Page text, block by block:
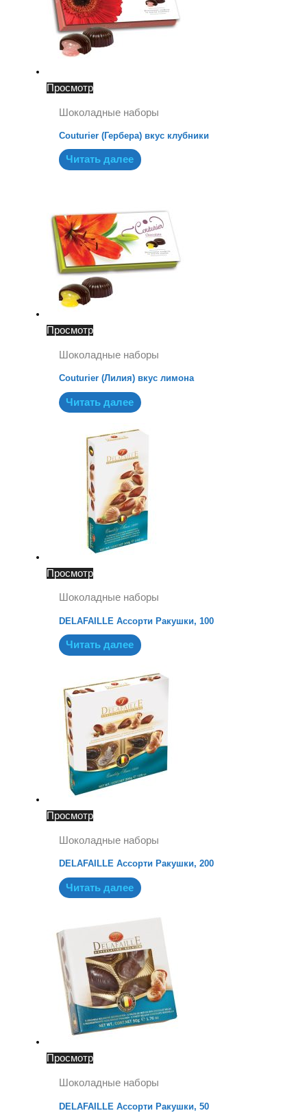
Просмотр
Шоколадные наборы
Couturier (Гербера) вкус клубники
Читать далее
Просмотр
Шоколадные наборы
Couturier (Лилия) вкус лимона
Читать далее
Просмотр
Шоколадные наборы
DELAFAILLE Ассорти Ракушки, 100
Читать далее
Просмотр
Шоколадные наборы
DELAFAILLE Ассорти Ракушки, 200
Читать далее
Просмотр
Шоколадные наборы
DELAFAILLE Ассорти Ракушки, 50